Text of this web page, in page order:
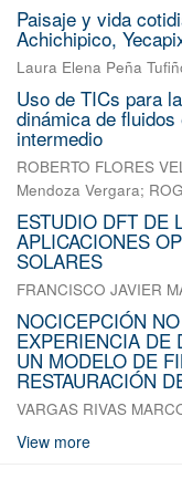
Paisaje y vida
Achichipico,
Laura Elena Peña
Uso de TICs para
dinámica de
intermedio
ROBERTO FLORES
Mendoza Vergara;
ESTUDIO DFT DE
APLICACIONES
SOLARES
FRANCISCO JAVIER
NOCICEPCIÓN
EXPERIENCIA DE
UN MODELO DE
RESTAURACIÓN
VARGAS RIVAS
View more